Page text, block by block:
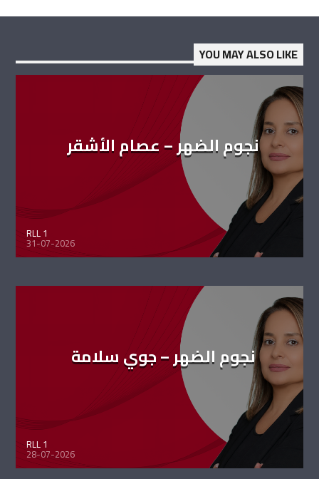
YOU MAY ALSO LIKE
نجوم الضهر – عصام الأشقر
RLL 1
31-07-2026
نجوم الضهر – جوي سلامة
RLL 1
28-07-2026